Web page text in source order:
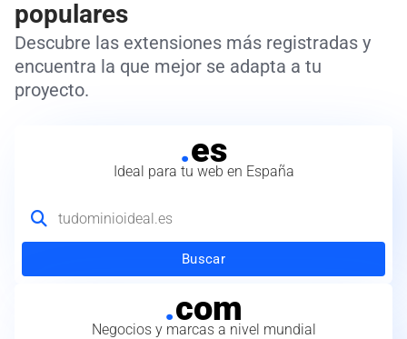
populares
Descubre las extensiones más registradas y
encuentra la que mejor se adapta a tu
proyecto.
.es
Ideal para tu web en España
Buscar
.com
Negocios y marcas a nivel mundial